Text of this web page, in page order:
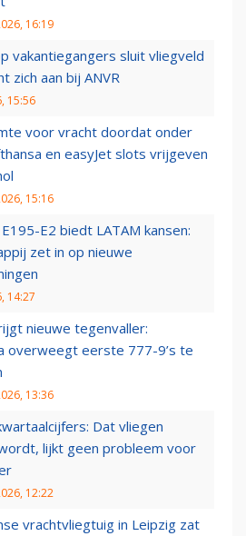
16:19
vakantiegangers sluit vliegveld
zich aan bij ANVR
15:56
voor vracht doordat onder
en easyJet slots vrijgeven
15:16
E2 biedt LATAM kansen:
zet in op nieuwe
14:27
nieuwe tegenvaller:
overweegt eerste 777-9’s te
13:36
Dat vliegen
lijkt geen probleem voor
12:22
vrachtvliegtuig in Leipzig zat